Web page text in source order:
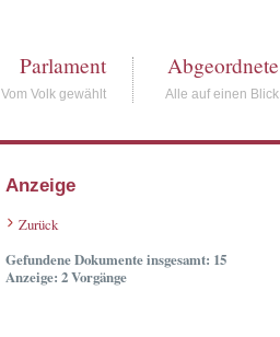
Parlament
Vom Volk gewählt
Abgeordnete
Alle auf einen Blick
Anzeige
Zurück
Gefundene Dokumente insgesamt: 15
Anzeige: 2 Vorgänge